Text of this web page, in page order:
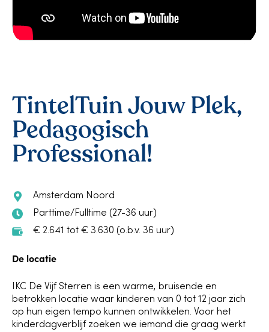
TintelTuin Jouw Plek,
Pedagogisch
Professional!
Amsterdam Noord
Parttime/Fulltime (27-36 uur)
€ 2.641 tot € 3.630 (o.b.v. 36 uur)
De locatie
IKC De Vijf Sterren is een warme, bruisende en
betrokken locatie waar kinderen van 0 tot 12 jaar zich
op hun eigen tempo kunnen ontwikkelen. Voor het
kinderdagverblijf zoeken we iemand die graag werkt